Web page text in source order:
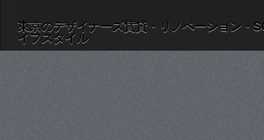
東京のデザイナーズ賃貸・リノベーション・
イフスタイル